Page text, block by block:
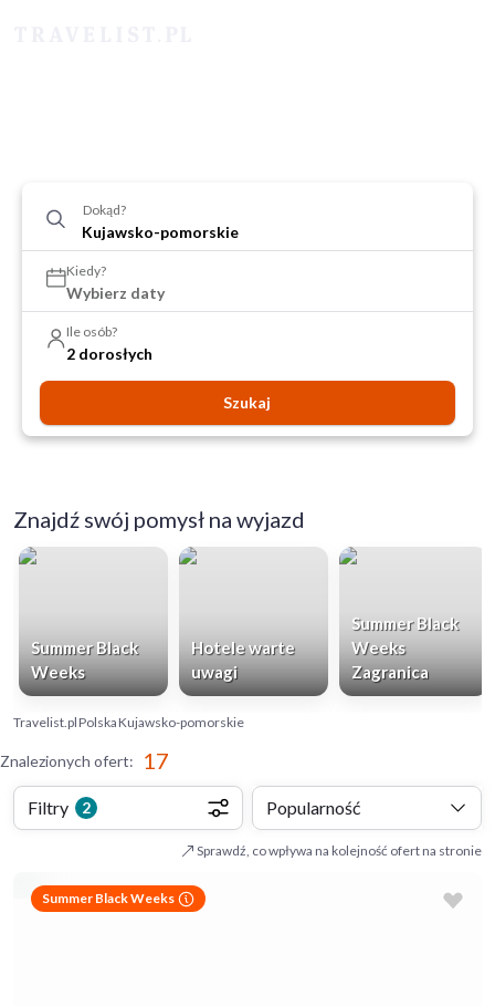
Dokąd?
Kiedy?
Wybierz daty
Ile osób?
2 dorosłych
Szukaj
Znajdź swój pomysł na wyjazd
Summer Black
Weeks
Hotele warte
uwagi
Summer Black
Weeks
Zagranica
Travelist.plPolskaKujawsko-pomorskie
Znalezionych ofert: 17
Filtry 2 Popularność
Sprawdź, co wpływa na kolejność ofert na stronie
Summer Black Weeks